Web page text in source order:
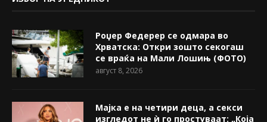
Роџер Федерер се одмара во
Хрватска: Откри зошто секогаш
се враќа на Мали Лошињ (ФОТО)
август 8, 2026
Мајка е на четири деца, а секси
изгледот не ѝ го простуваат: „Која